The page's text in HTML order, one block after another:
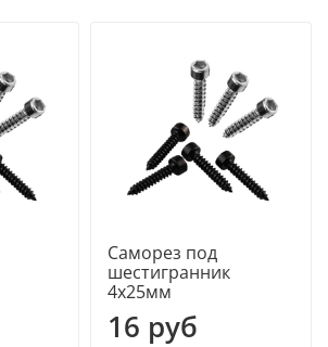
Саморез под
шестигранник
4х25мм
16 руб